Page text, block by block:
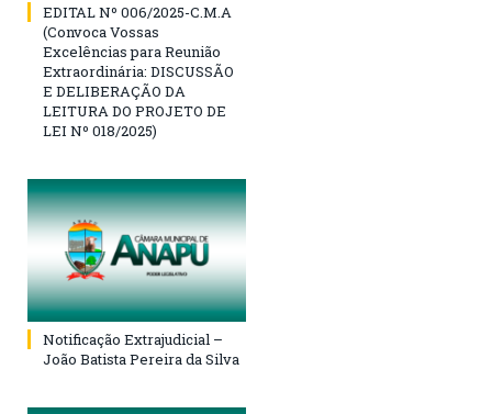
EDITAL Nº 006/2025-C.M.A
(Convoca Vossas
Excelências para Reunião
Extraordinária: DISCUSSÃO
E DELIBERAÇÃO DA
LEITURA DO PROJETO DE
LEI Nº 018/2025)
Notificação Extrajudicial –
João Batista Pereira da Silva